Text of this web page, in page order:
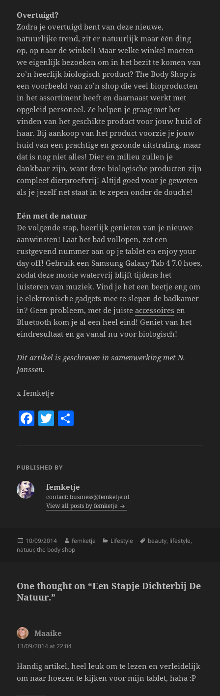
Overtuigd?
Zodra je overtuigd bent van deze nieuwe,
natuurlijke trend, zit er natuurlijk maar één ding
op, op naar de winkel! Maar welke winkel moeten
we eigenlijk bezoeken om in het bezit te komen van
zo’n heerlijk biologisch product?The Body Shop is
een voorbeeld van zo’n shop die veel bioproducten
in het assortiment heeft en daarnaast werkt met
opgeleid personeel. Ze helpen je graag met het
vinden van het geschikte product voor jouw huid of
haar. Bij aankoop van het product voorzie je jouw
huid van een prachtige en gezonde uitstraling, maar
dat is nog niet alles! Dier en milieu zullen je
dankbaar zijn, want deze biologische producten zijn
compleet dierproefvrij! Altijd goed voor je geweten
als je jezelf net staat in te zepen onder de douche!
Eén met de natuur
De volgende stap, heerlijk genieten van je nieuwe
aanwinsten! Laat het bad vollopen, zet een
rustgevend nummer aan op je tablet en enjoy your
day off! Gebruik eenSamsung Galaxy Tab 4 7.0 hoes,
zodat deze mooie watervrij blijft tijdens het
luisteren van muziek. Vind je het een beetje eng om
je elektronische gadgets mee te slepen de badkamer
in? Geen probleem, met de juisteaccessoires en
Bluetooth kom je al een heel eind! Geniet van het
eindresultaat en ga vanaf nu voor biologisch!
Dit artikel is geschreven in samenwerking met N.
Janssen.
x femketje
F
e
T
er
PUBLISHED BY
femketje
contact: business@femketje.nl
View all posts by femketje
Posted
on
10/09/2014 Author
femketje Categories
Lifestyle Tags
beauty, lifestyle,
natuur,the body shop
One thought on “Een Stapje Dichterbij De
Natuur.”
Maaike
13/09/2014 at 22:04
Handig artikel, heel leuk om te lezen en verleidelijk
om naar hoezen te kijken voor mijn tablet, haha :P